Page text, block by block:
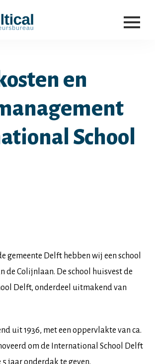
en
School
gemeente Delft hebben wij een school
de Colijnlaan. De school huisvest de
Delft, onderdeel uitmakend van
uit 1936, met een oppervlakte van ca.
om de International School Delft
jaar onderdak te geven.